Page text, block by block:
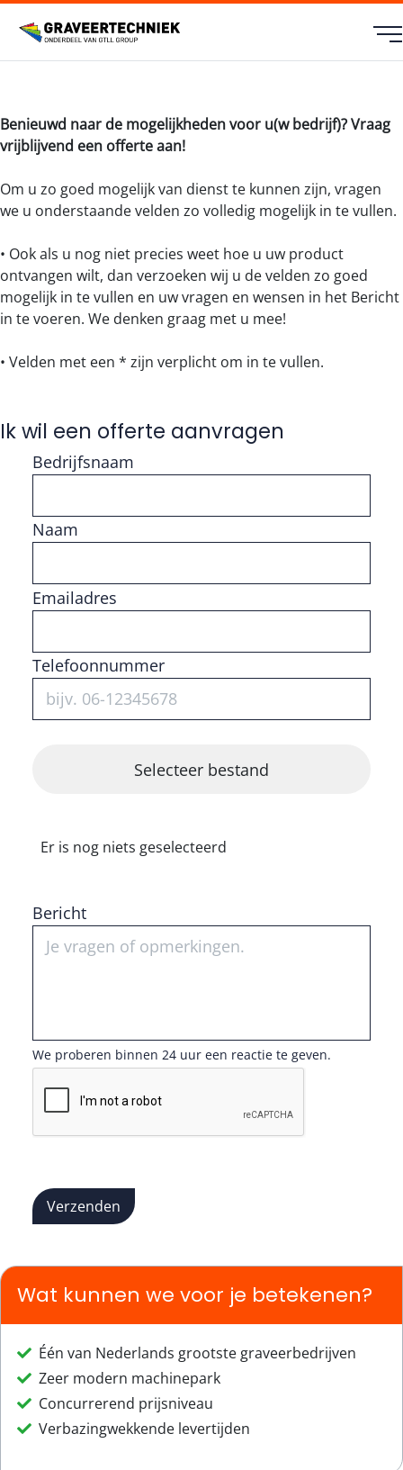
Benieuwd naar de mogelijkheden voor u(w bedrijf)? Vraag
vrijblijvend een offerte aan!
Om u zo goed mogelijk van dienst te kunnen zijn, vragen
we u onderstaande velden zo volledig mogelijk in te vullen.
• Ook als u nog niet precies weet hoe u uw product
ontvangen wilt, dan verzoeken wij u de velden zo goed
mogelijk in te vullen en uw vragen en wensen in het Bericht
in te voeren. We denken graag met u mee!
• Velden met een * zijn verplicht om in te vullen.
Ik wil een offerte aanvragen
Bedrijfsnaam
Naam
Vul getal in
Emailadres
Telefoonnummer
Er is nog niets geselecteerd
Bericht
We proberen binnen 24 uur een reactie te geven.
Verzenden
Wat kunnen we voor je betekenen?
Één van Nederlands grootste graveerbedrijven
Zeer modern machinepark
Concurrerend prijsniveau
Verbazingwekkende levertijden